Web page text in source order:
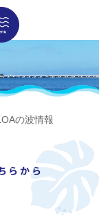
の波情報
らから